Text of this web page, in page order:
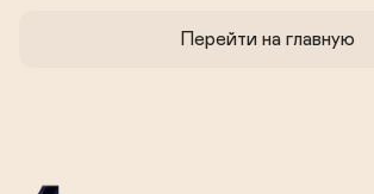
Перейти на главную